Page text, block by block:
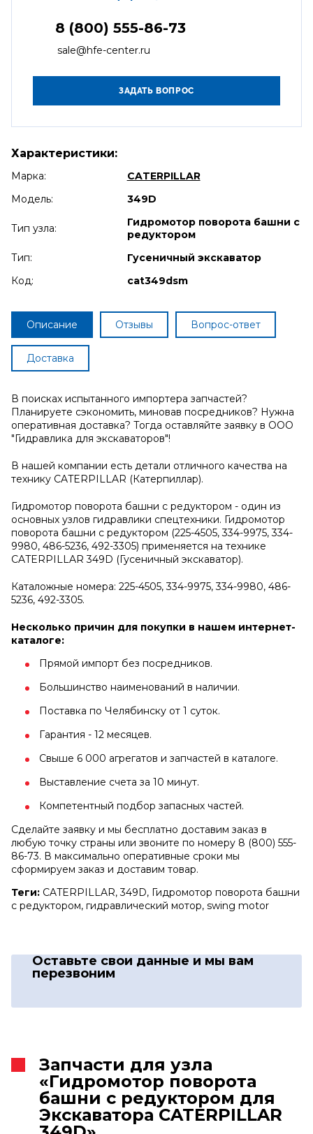
8 (800) 555-86-73
sale@hfe-center.ru
Характеристики:
Марка:
CATERPILLAR
Модель:
349D
Тип узла:
Гидромотор поворота башни с
редуктором
Тип:
Гусеничный экскаватор
Код:
cat349dsm
Описание Отзывы Вопрос-ответ
Доставка
В поисках испытанного импортера запчастей?
Планируете сэкономить, миновав посредников? Нужна
оперативная доставка? Тогда оставляйте заявку в ООО
"Гидравлика для экскаваторов"!
В нашей компании есть детали отличного качества на
технику CATERPILLAR (Катерпиллар).
Гидромотор поворота башни с редуктором - один из
основных узлов гидравлики спецтехники. Гидромотор
поворота башни с редуктором (225-4505, 334-9975, 334-
9980, 486-5236, 492-3305) применяется на технике
CATERPILLAR 349D (Гусеничный экскаватор).
Каталожные номера: 225-4505, 334-9975, 334-9980, 486-
5236, 492-3305.
Несколько причин для покупки в нашем интернет-
каталоге:
Прямой импорт без посредников.
Большинство наименований в наличии.
Поставка по Челябинску от 1 суток.
Гарантия - 12 месяцев.
Свыше 6 000 агрегатов и запчастей в каталоге.
Выставление счета за 10 минут.
Компетентный подбор запасных частей.
Сделайте заявку и мы бесплатно доставим заказ в
любую точку страны или звоните по номеру 8 (800) 555-
86-73. В максимально оперативные сроки мы
сформируем заказ и доставим товар.
Теги: CATERPILLAR, 349D, Гидромотор поворота башни
с редуктором, гидравлический мотор, swing motor
Оставьте свои данные и мы вам
перезвоним
Запчасти для узла
«Гидромотор поворота
башни с редуктором для
Экскаватора CATERPILLAR